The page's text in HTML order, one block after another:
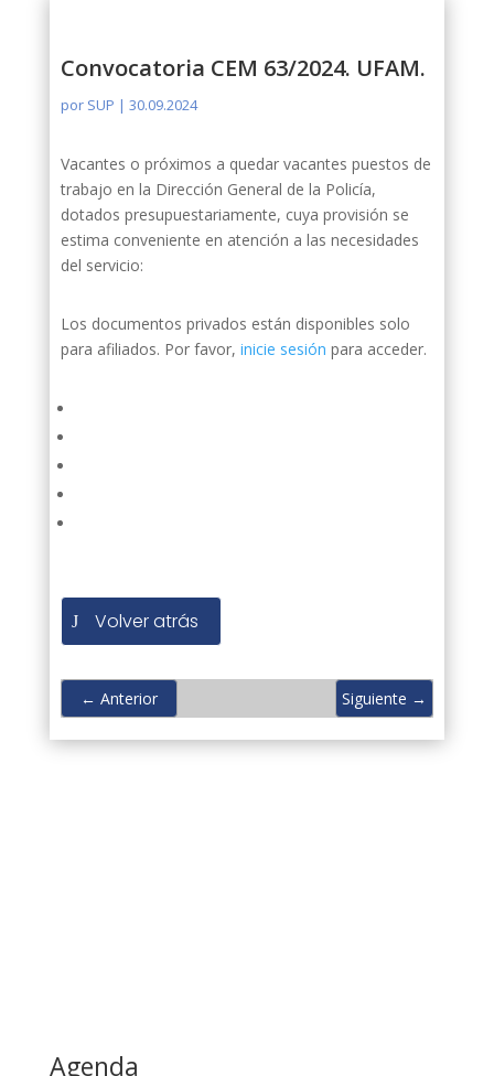
Convocatoria CEM 63/2024. UFAM.
por SUP | 30.09.2024
Vacantes o próximos a quedar vacantes puestos de
trabajo en la Dirección General de la Policía,
dotados presupuestariamente, cuya provisión se
estima conveniente en atención a las necesidades
del servicio:
Los documentos privados están disponibles solo
para afiliados. Por favor, inicie sesión para acceder.
Volver atrás
← Anterior Siguiente →
Agenda